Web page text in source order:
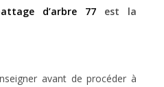
d’arbre 77est la
avant de procéder à